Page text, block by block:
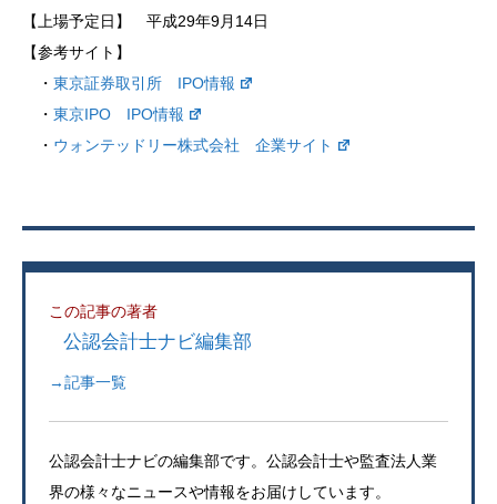
【上場予定日】 平成29年9月14日
【参考サイト】
・ 東京証券取引所 IPO情報
・ 東京IPO IPO情報
・ ウォンテッドリー株式会社 企業サイト
この記事の著者
公認会計士ナビ編集部
→記事一覧
公認会計士ナビの編集部です。公認会計士や監査法人業
界の様々なニュースや情報をお届けしています。